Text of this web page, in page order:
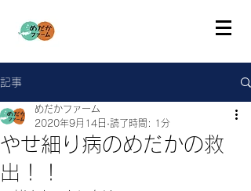
記事
やせ細り病のめだかの救
出！！
めだかファーム
2020年9月14日 読了時間: 1分